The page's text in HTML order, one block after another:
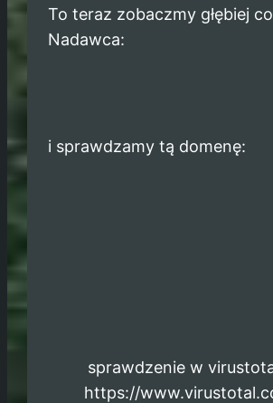
To teraz zobaczmy głębiej
Nadawca:
i sprawdzamy tą domenę:
sprawdzenie w
https://